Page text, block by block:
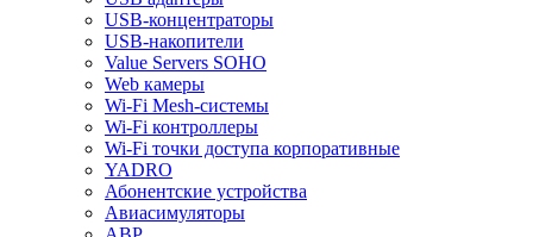
USB-концентраторы
USB-накопители
Value Servers SOHO
Web камеры
Wi-Fi Mesh-системы
Wi-Fi контроллеры
Wi-Fi точки доступа корпоративные
YADRO
Абонентские устройства
Авиасимуляторы